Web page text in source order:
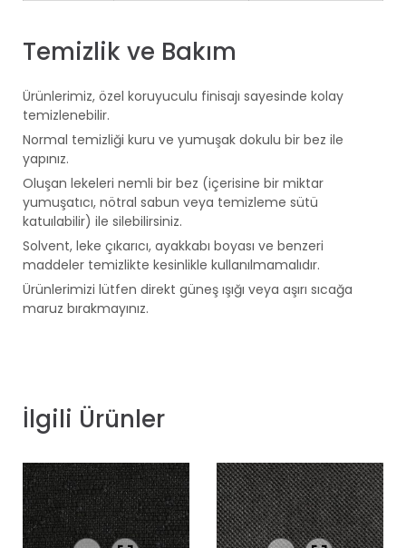
Temizlik ve Bakım
Ürünlerimiz, özel koruyuculu finisajı sayesinde kolay
temizlenebilir.
Normal temizliği kuru ve yumuşak dokulu bir bez ile
yapınız.
Oluşan lekeleri nemli bir bez (içerisine bir miktar
yumuşatıcı, nötral sabun veya temizleme sütü
katuılabilir) ile silebilirsiniz.
Solvent, leke çıkarıcı, ayakkabı boyası ve benzeri
maddeler temizlikte kesinlikle kullanılmamalıdır.
Ürünlerimizi lütfen direkt güneş ışığı veya aşırı sıcağa
maruz bırakmayınız.
İlgili Ürünler